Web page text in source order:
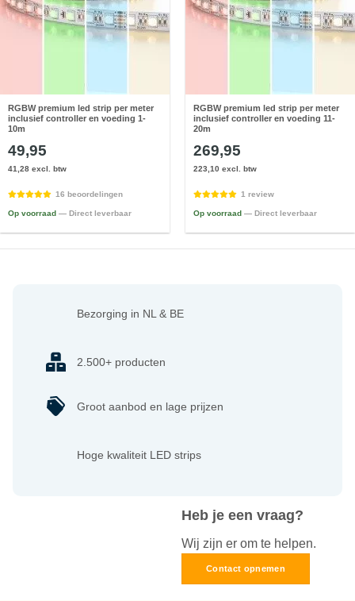
RGBW premium led strip per meter
inclusief controller en voeding 1-
10m
49,95
41,28 excl. btw
16 beoordelingen
Op voorraad — Direct leverbaar
RGBW premium led strip per meter
inclusief controller en voeding 11-
20m
269,95
223,10 excl. btw
1 review
Op voorraad — Direct leverbaar
Heb je een vraag?
Wij zijn er om te helpen.
Contact opnemen
Bezorging in NL & BE
2.500+ producten
Groot aanbod en lage prijzen
Hoge kwaliteit LED strips